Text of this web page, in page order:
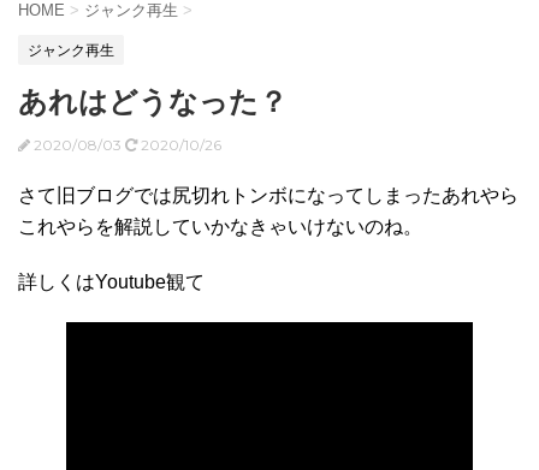
HOME > ジャンク再生 >
ジャンク再生
あれはどうなった？
2020/08/03 2020/10/26
さて旧ブログでは尻切れトンボになってしまったあれやら
これやらを解説していかなきゃいけないのね。
詳しくはYoutube観て